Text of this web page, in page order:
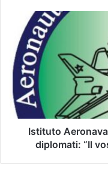
Istituto
diplomati: “Il